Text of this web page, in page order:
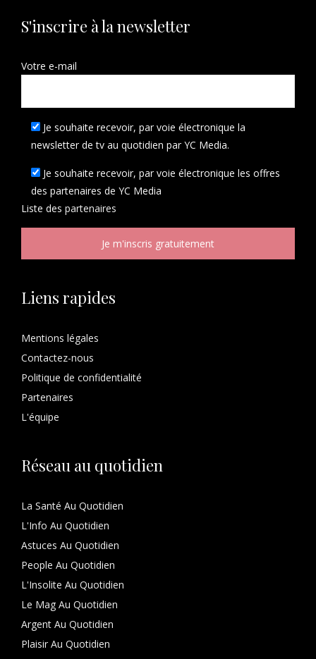
S'inscrire à la newsletter
Votre e-mail
Je souhaite recevoir, par voie électronique la
newsletter de tv au quotidien par YC Media.
Je souhaite recevoir, par voie électronique les offres
des partenaires de YC Media
Liste des partenaires
Liens rapides
Mentions légales
Contactez-nous
Politique de confidentialité
Partenaires
L'équipe
Réseau au quotidien
La Santé Au Quotidien
L'Info Au Quotidien
Astuces Au Quotidien
People Au Quotidien
L'Insolite Au Quotidien
Le Mag Au Quotidien
Argent Au Quotidien
Plaisir Au Quotidien